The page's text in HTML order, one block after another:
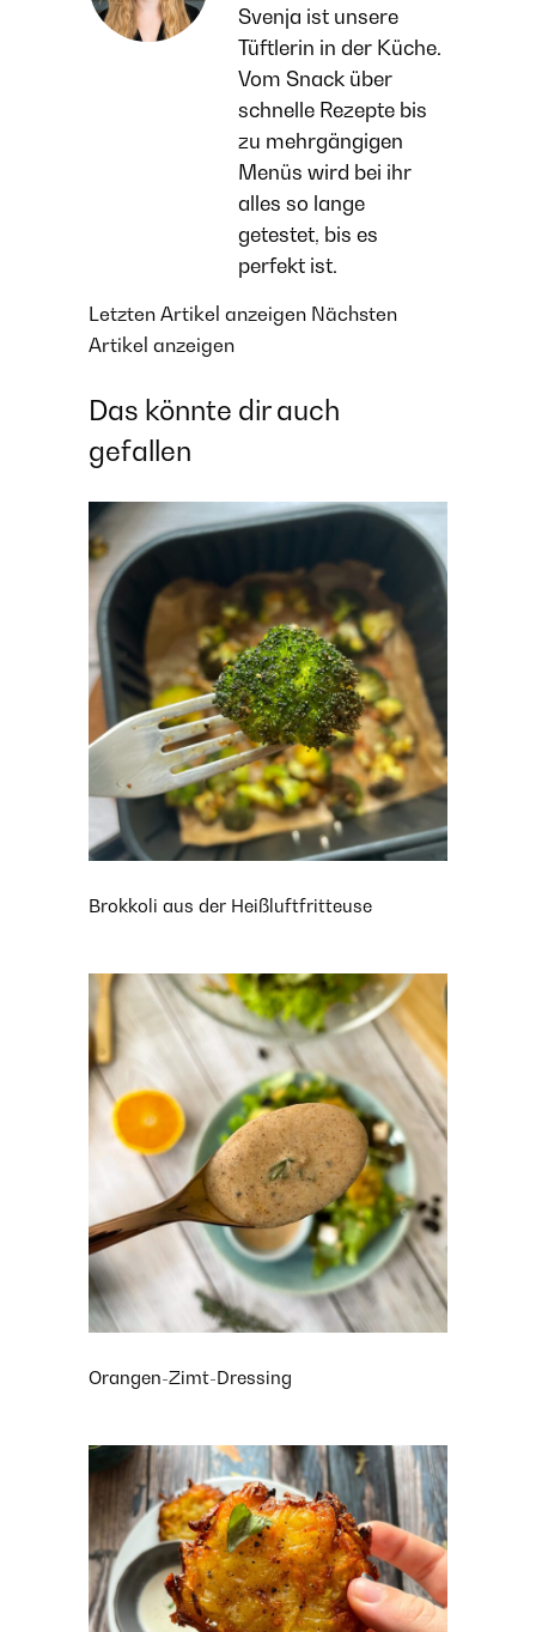
Svenja ist unsere
Tüftlerin in der Küche.
Vom Snack über
schnelle Rezepte bis
zu mehrgängigen
Menüs wird bei ihr
alles so lange
getestet, bis es
perfekt ist.
Letzten Artikel anzeigen Nächsten
Artikel anzeigen
Das könnte dir auch
gefallen
Brokkoli aus der Heißluftfritteuse
Orangen-Zimt-Dressing